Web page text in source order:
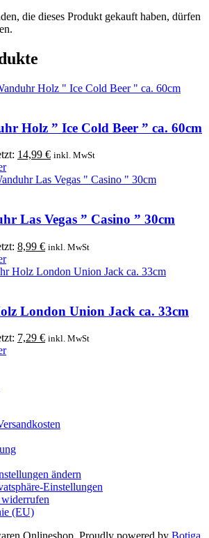
die dieses Produkt gekauft haben, dürfen
Holz ” Ice Cold Beer ” ca. 60cm
14,99 €Aktueller
ist:
inkl. MwSt
Las Vegas ” Casino ” 30cm
8,99 €Aktueller
ist:
inkl. MwSt
London Union Jack ca. 33cm
7,29 €Aktueller
inkl. MwSt
ändern
Einstellungen
(EU)